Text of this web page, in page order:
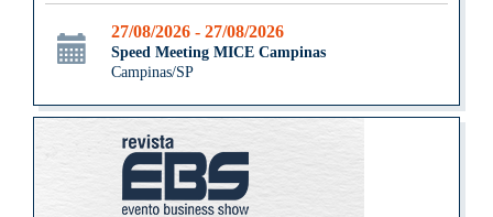
27/08/2026 - 27/08/2026
Speed Meeting MICE Campinas
Campinas/SP